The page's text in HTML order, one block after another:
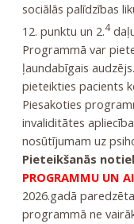
sociālās palīdzības
12. punktu un 2.4
Programmā var
ļaundabīgais
pieteikties pacients
Piesakoties
invaliditātes
nosūtījumam uz
Pieteikšanās
PROGRAMMU UN
2026.gadā
programmā ne